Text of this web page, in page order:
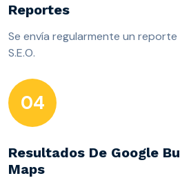
Reportes
Se envía regularmente un
S.E.O.
04
Resultados De Google
Maps